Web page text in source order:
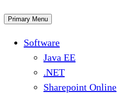
Primary Menu
Software
Java EE
.NET
Sharepoint Online